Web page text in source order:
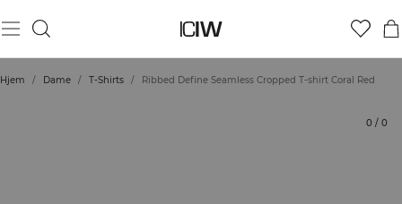
Hjem / Dame / T-Shirts / Ribbed Define Seamless Cropped T-shirt Coral Red
0 / 0